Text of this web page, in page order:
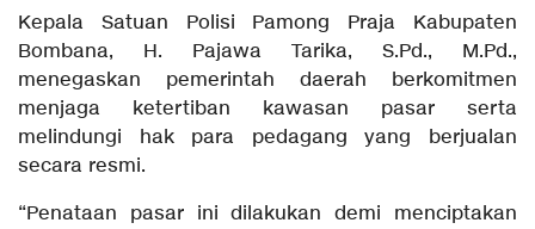
Kepala Satuan Polisi Pamong Praja Kabupaten
Bombana, H. Pajawa Tarika, S.Pd., M.Pd.,
menegaskan pemerintah daerah berkomitmen
menjaga ketertiban kawasan pasar serta
melindungi hak para pedagang yang berjualan
secara resmi.
“Penataan pasar ini dilakukan demi menciptakan